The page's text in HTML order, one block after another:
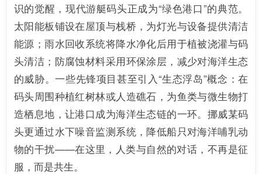
识的觉醒，现代游艇码头正成为“绿色港口”的典范。
太阳能板铺设在屋顶与栈桥，为灯光与设备提供清洁
能源；雨水回收系统将降水净化后用于植被浇灌与码
头清洁；防腐蚀材料采用环保涂层，减少对海洋生态
的威胁。一些先锋项目甚至引入“生态浮岛”概念：在
码头周围种植红树林或人造礁石，为鱼类与微生物打
造栖息地，让港口成为海洋生态链的一环。挪威某码
头更通过水下噪音监测系统，降低船只对海洋哺乳动
物的干扰——在这里，人类与自然的对话，不再是征
服，而是共生。